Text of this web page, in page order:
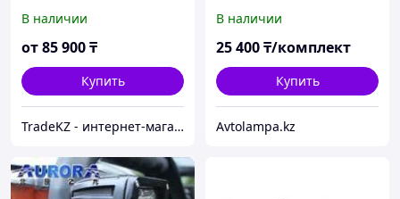
В наличии
от85 900₸
Купить
TradeKZ - интернет-магазин
жёлтый свет, квадратные
фары Aurora 1шт
В наличии
25 400₸/комплект
Купить
Avtolampa.kz